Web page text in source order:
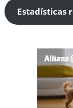
Estadísticas